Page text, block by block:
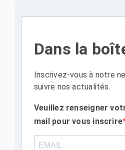
Dans la
Inscrivez-vous à notre
suivre nos actualités.
Veuillez renseigner
mail pour vous inscrire